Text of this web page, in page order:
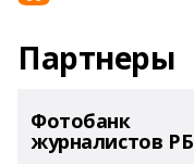
Партнеры
Фотобанк
журналистов РБ